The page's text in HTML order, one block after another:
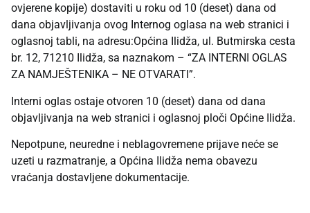
ovjerene kopije) dostaviti u roku od 10 (deset) dana od
dana objavljivanja ovog Internog oglasa na web stranici i
oglasnoj tabli, na adresu:Općina Ilidža, ul. Butmirska cesta
br. 12, 71210 Ilidža, sa naznakom – “ZA INTERNI OGLAS
ZA NAMJEŠTENIKA – NE OTVARATI”.
Interni oglas ostaje otvoren 10 (deset) dana od dana
objavljivanja na web stranici i oglasnoj ploči Općine Ilidža.
Nepotpune, neuredne i neblagovremene prijave neće se
uzeti u razmatranje, a Općina Ilidža nema obavezu
vraćanja dostavljene dokumentacije.